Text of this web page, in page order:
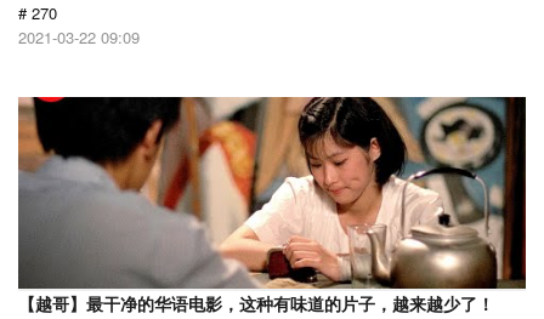
# 270
2021-03-22 09:09
【越哥】最干净的华语电影，这种有味道的片子，越来越少了！